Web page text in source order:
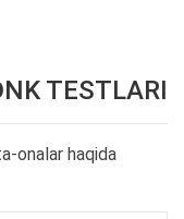
TESTLARI
onalar haqida